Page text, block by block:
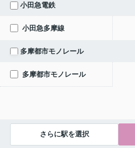
小田急電鉄
小田急多摩線
多摩都市モノレール
多摩都市モノレール
さらに駅を選択